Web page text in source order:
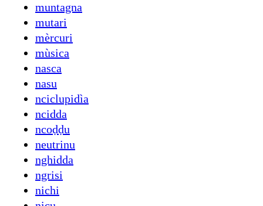
muntagna
mutari
mèrcuri
mùsica
nasca
nasu
nciclupidìa
ncidda
ncoḍḍu
neutrinu
nghidda
ngrisi
nichi